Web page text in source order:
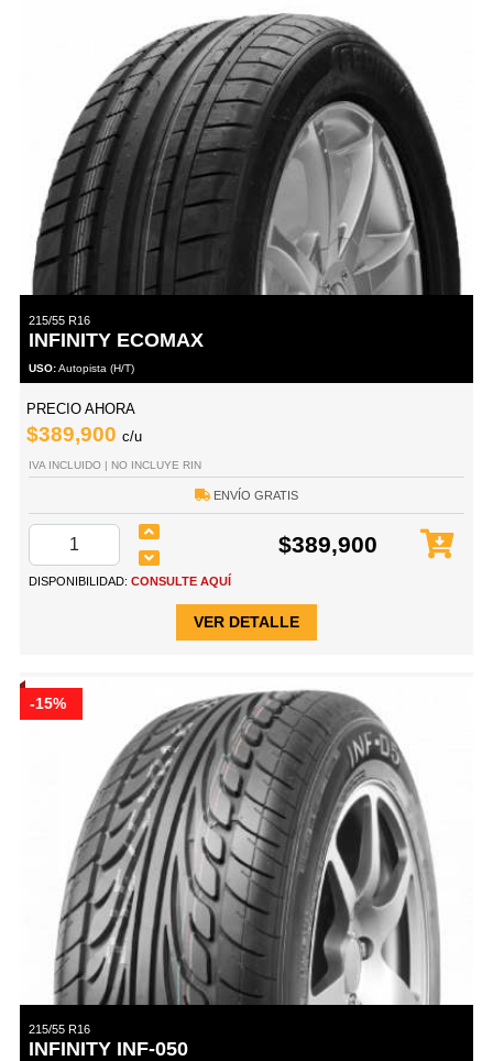
215/55 R16
INFINITY ECOMAX
USO:Autopista (H/T)
PRECIO AHORA
$389,900 c/u
IVA INCLUIDO | NO INCLUYE RIN
ENVÍO GRATIS
$389,900
DISPONIBILIDAD: CONSULTE AQUÍ
VER DETALLE
-15%
215/55 R16
INFINITY INF-050